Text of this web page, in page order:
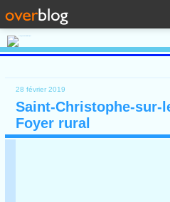
28 février 2019
Saint-Christophe-sur-
Foyer rural